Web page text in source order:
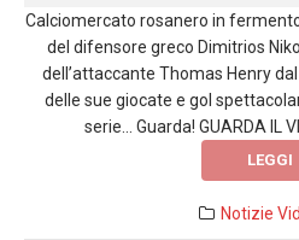
Calciomercato rosanero in
del difensore greco Dimitrios
dell’attaccante Thomas Henry
delle sue giocate e gol
serie… Guarda! GUARDA IL
LEGGI
Notizie